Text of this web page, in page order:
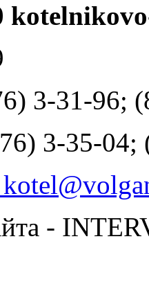
3-31-96;
3-35-04;
-